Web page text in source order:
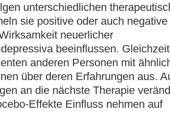
unterschiedlichen
sie positive oder auch negative
neuerlicher
beeinflussen.
anderen Personen mit
über deren Erfahrungen aus.
an die nächste Therapie
Effekte Einfluss nehmen auf